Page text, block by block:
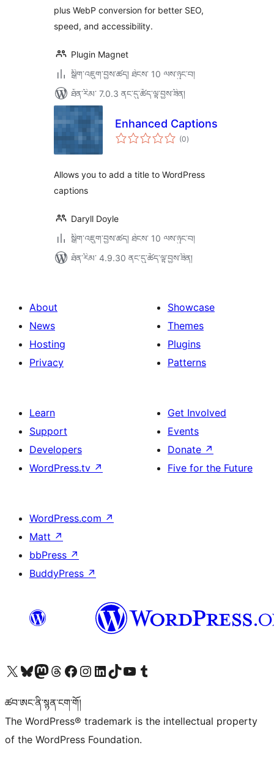
plus WebP conversion for better SEO,
speed, and accessibility.
Plugin Magnet
སྒྲིག་འཇུག་བྱས་ཚད། ཐེངས་ 10 ལས་ཉུང་བ།
ཐོན་རིམ་ 7.0.3 ནང་དུ་ཚོད་ལྟ་བྱས་ཟིན།
Enhanced Captions
(0གདེང་
འཇོག་
)
Allows you to add a title to WordPress
captions
Daryll Doyle
སྒྲིག་འཇུག་བྱས་ཚད། ཐེངས་ 10 ལས་ཉུང་བ།
ཐོན་རིམ་ 4.9.30 ནང་དུ་ཚོད་ལྟ་བྱས་ཟིན།
About
News
Hosting
Privacy
Showcase
Themes
Plugins
Patterns
Learn
Support
Developers
WordPress.tv ↗
Get Involved
Events
Donate ↗
Five for the Future
WordPress.com ↗
Matt ↗
bbPress ↗
BuddyPress ↗
Visit our X (formerly Twitter) account
Visit our Bluesky account
Visit our Mastodon account
Visit our Threads account
Visit our Facebook page
Visit our Instagram account
Visit our LinkedIn account
Visit our TikTok account
Visit our YouTube channel
Visit our Tumblr account
ཚབ་ཨང་ནི་སྙན་ངག་གོ།
The WordPress® trademark is the intellectual property
of the WordPress Foundation.